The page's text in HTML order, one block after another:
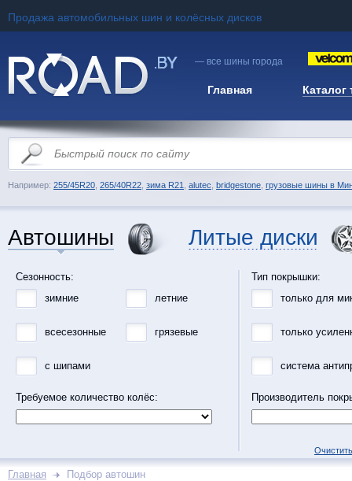
Продажа автомобильных шин и колёсных дисков
— все шины города
Главная Каталог
Например: 255/45R20 265/40R22 зима R21 alutec bridgestone грузовые шины в
Автошины Литые диски
Сезонность:
зимние
летние
всесезонные грязевые
с шипами
Требуемое количество колёс:
Тип покрышки:
только для
только
система
Производитель
Главная Подбор автошин